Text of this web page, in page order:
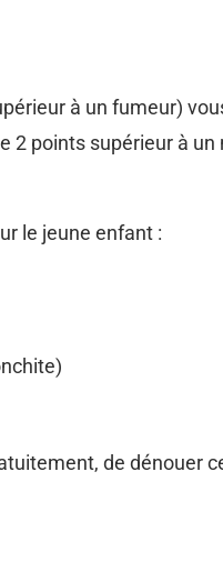
à un fumeur)
points supérieur à
le jeune enfant :
de dénouer